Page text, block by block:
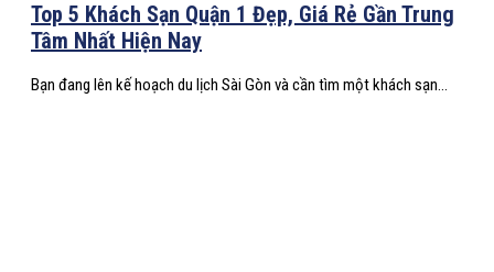
Top 5 Khách Sạn Quận 1 Đẹp, Giá Rẻ Gần Trung
Tâm Nhất Hiện Nay
Bạn đang lên kế hoạch du lịch Sài Gòn và cần tìm một khách sạn...